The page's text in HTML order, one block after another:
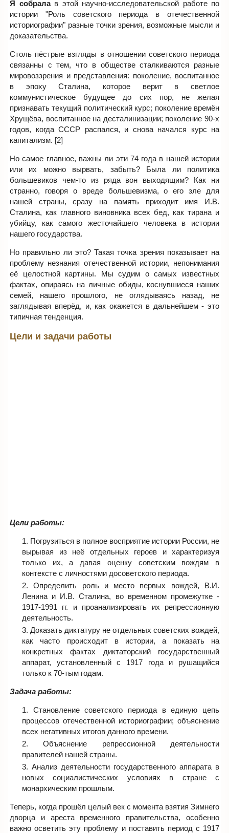
Я собралав этой научно-исследовательской работе по
истории "Роль советского периода в отечественной
историографии" разные точки зрения, возможные мысли и
доказательства.
Столь пёстрые взгляды в отношении советского периода
связанны с тем, что в обществе сталкиваются разные
мировоззрения и представления: поколение, воспитанное
в эпоху Сталина, которое верит в светлое
коммунистическое будущее до сих пор, не желая
признавать текущий политический курс; поколение времён
Хрущёва, воспитанное на десталинизации; поколение 90-х
годов, когда СССР распался, и снова начался курс на
капитализм. [2]
Но самое главное, важны ли эти 74 года в нашей истории
или их можно вырвать, забыть? Была ли политика
большевиков чем-то из ряда вон выходящим? Как ни
странно, говоря о вреде большевизма, о его зле для
нашей страны, сразу на память приходит имя И.В.
Сталина, как главного виновника всех бед, как тирана и
убийцу, как самого жесточайшего человека в истории
нашего государства.
Но правильно ли это? Такая точка зрения показывает на
проблему незнания отечественной истории, непонимания
её целостной картины. Мы судим о самых известных
фактах, опираясь на личные обиды, коснувшиеся наших
семей, нашего прошлого, не оглядываясь назад, не
заглядывая вперёд, и, как окажется в дальнейшем - это
типичная тенденция.
Цели и задачи работы
Цели работы:
Погрузиться в полное восприятие истории России, не
вырывая из неё отдельных героев и характеризуя
только их, а давая оценку советским вождям в
контексте с личностями досоветского периода.
Определить роль и место первых вождей, В.И.
Ленина и И.В. Сталина, во временном промежутке -
1917-1991 гг. и проанализировать их репрессионную
деятельность.
Доказать диктатуру не отдельных советских вождей,
как часто происходит в истории, а показать на
конкретных фактах диктаторский государственный
аппарат, установленный с 1917 года и рушащийся
только к 70-тым годам.
Задача работы:
Становление советского периода в единую цепь
процессов отечественной историографии; объяснение
всех негативных итогов данного времени.
Объяснение репрессионной деятельности
правителей нашей страны.
Анализ деятельности государственного аппарата в
новых социалистических условиях в стране с
монархическим прошлым.
Теперь, когда прошёл целый век с момента взятия Зимнего
дворца и ареста временного правительства, особенно
важно осветить эту проблему и поставить период с 1917